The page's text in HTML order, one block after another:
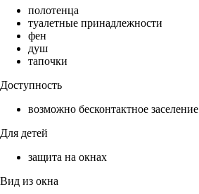
полотенца
туалетные принадлежности
фен
душ
тапочки
Доступность
возможно бесконтактное заселение
Для детей
защита на окнах
Вид из окна